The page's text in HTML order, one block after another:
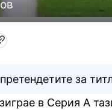
за
в Серия А